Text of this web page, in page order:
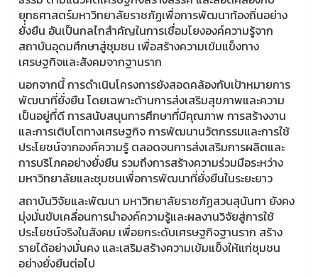
ยุทธศาสตร์มหาวิทยาลัยราชภัฏเพื่อการพัฒนาท้องถิ่นอย่าง
ยั่งยืน อันเป็นกลไกสำคัญในการเชื่อมโยงองค์ความรู้จาก
สถาบันอุดมศึกษาสู่ชุมชน เพื่อสร้างความเข้มแข็งทาง
เศรษฐกิจและสังคมจากฐานราก
นอกจากนี้ การดำเนินโครงการยังสอดคล้องกับเป้าหมายการ
พัฒนาที่ยั่งยืน โดยเฉพาะด้านการส่งเสริมสุขภาพและความ
เป็นอยู่ที่ดี การสนับสนุนการศึกษาที่มีคุณภาพ การสร้างงาน
และการเติบโตทางเศรษฐกิจ การพัฒนานวัตกรรมและการใช้
ประโยชน์จากองค์ความรู้ ตลอดจนการส่งเสริมการผลิตและ
การบริโภคอย่างยั่งยืน รวมถึงการสร้างความร่วมมือระหว่าง
มหาวิทยาลัยและชุมชนเพื่อการพัฒนาที่ยั่งยืนในระยะยาว
สถาบันวิจัยและพัฒนา มหาวิทยาลัยราชภัฏสวนสุนันทา ยังคง
มุ่งมั่นขับเคลื่อนการนำองค์ความรู้และผลงานวิจัยสู่การใช้
ประโยชน์จริงในสังคม เพื่อยกระดับเศรษฐกิจฐานราก สร้าง
รายได้อย่างมั่นคง และเสริมสร้างความเข้มแข็งให้แก่ชุมชน
อย่างยั่งยืนต่อไป